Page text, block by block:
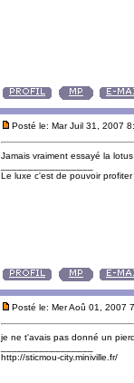
Posté le: Mar Juil 31, 2007
Jamais vraiment essayé la
Le luxe c'est de pouvoir
Posté le: Mer Aoû 01, 2007
je ne t'avais pas donné un
http://sticmou-city.miniville.fr/